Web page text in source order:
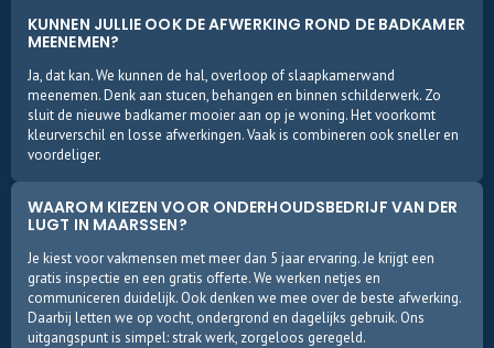
KUNNEN JULLIE OOK DE AFWERKING ROND DE BADKAMER
MEENEMEN?
Ja, dat kan. We kunnen de hal, overloop of slaapkamerwand
meenemen. Denk aan stucen, behangen en binnen schilderwerk. Zo
sluit de nieuwe badkamer mooier aan op je woning. Het voorkomt
kleurverschil en losse afwerkingen. Vaak is combineren ook sneller en
voordeliger.
WAAROM KIEZEN VOOR ONDERHOUDSBEDRIJF VAN DER
LUGT IN MAARSSEN?
Je kiest voor vakmensen met meer dan 5 jaar ervaring. Je krijgt een
gratis inspectie en een gratis offerte. We werken netjes en
communiceren duidelijk. Ook denken we mee over de beste afwerking.
Daarbij letten we op vocht, ondergrond en dagelijks gebruik. Ons
uitgangspunt is simpel: strak werk, zorgeloos geregeld.